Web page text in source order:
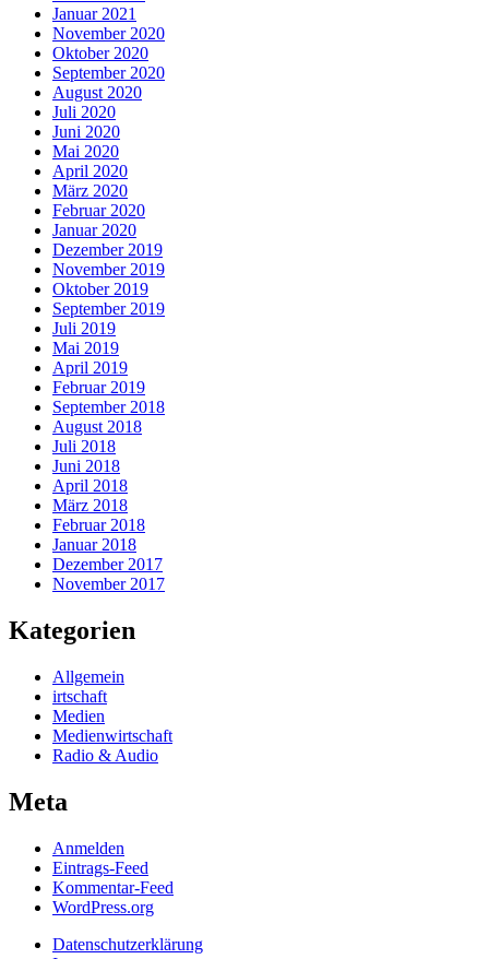
Januar 2021
November 2020
Oktober 2020
September 2020
August 2020
Juli 2020
Juni 2020
Mai 2020
April 2020
März 2020
Februar 2020
Januar 2020
Dezember 2019
November 2019
Oktober 2019
September 2019
Juli 2019
Mai 2019
April 2019
Februar 2019
September 2018
August 2018
Juli 2018
Juni 2018
April 2018
März 2018
Februar 2018
Januar 2018
Dezember 2017
November 2017
Kategorien
Allgemein
irtschaft
Medien
Medienwirtschaft
Radio & Audio
Meta
Anmelden
Eintrags-Feed
Kommentar-Feed
WordPress.org
Datenschutzerklärung